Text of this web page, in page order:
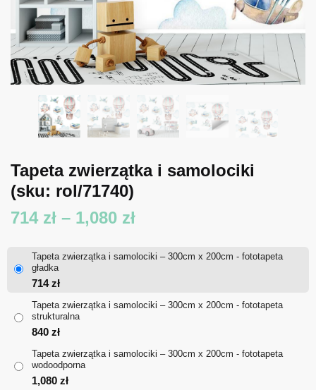
Tapeta zwierzątka i samolociki
(sku: rol/71740)
714 zł – 1,080 złZakres
714 zł
1,080 zł
Tapeta zwierzątka i samolociki – 300cm x 200cm - fototapeta
gładka
714zł
Tapeta zwierzątka i samolociki – 300cm x 200cm - fototapeta
strukturalna
840 zł
Tapeta zwierzątka i samolociki – 300cm x 200cm - fototapeta
wodoodporna
1,080 zł